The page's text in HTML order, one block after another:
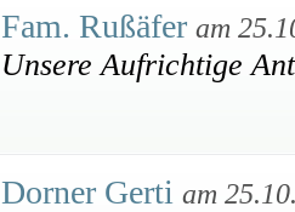
Fam. Rußäfer am
Unsere Aufrichtige
Dorner Gerti am